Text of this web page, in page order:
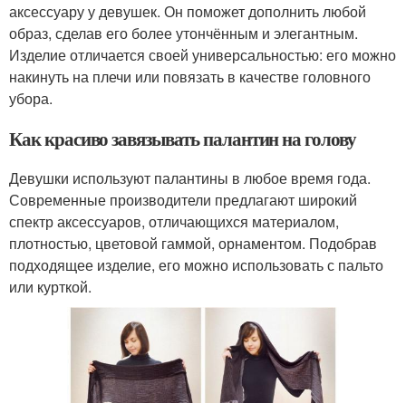
аксессуару у девушек. Он поможет дополнить любой
образ, сделав его более утончённым и элегантным.
Изделие отличается своей универсальностью: его можно
накинуть на плечи или повязать в качестве головного
убора.
Как красиво завязывать палантин на голову
Девушки используют палантины в любое время года.
Современные производители предлагают широкий
спектр аксессуаров, отличающихся материалом,
плотностью, цветовой гаммой, орнаментом. Подобрав
подходящее изделие, его можно использовать с пальто
или курткой.